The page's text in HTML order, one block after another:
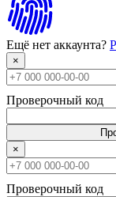
Ещё нет аккаунта?
×
Проверочный код
×
Проверочный код